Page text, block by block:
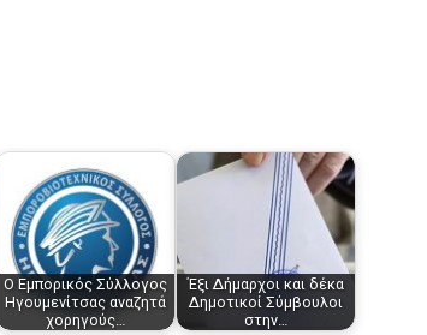
Ο Εμπορικός Σύλλογος
Ηγουμενίτσας αναζητά
χορηγούς…
Έξι Δήμαρχοι και δέκα
Δημοτικοί Σύμβουλοι
στην…